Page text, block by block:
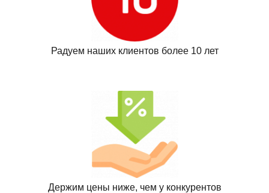
Радуем наших клиентов более 10 лет
Держим цены ниже, чем у конкурентов